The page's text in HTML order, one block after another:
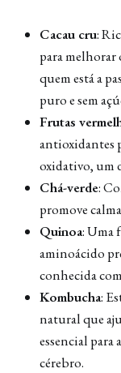
Cacau cru:
para melhorar
quem está a
puro e sem
Frutas
antioxidantes
oxidativo, um
Chá-verde:
promove
Quinoa: Uma
aminoácido
conhecida
Kombucha:
natural que
essencial
cérebro.